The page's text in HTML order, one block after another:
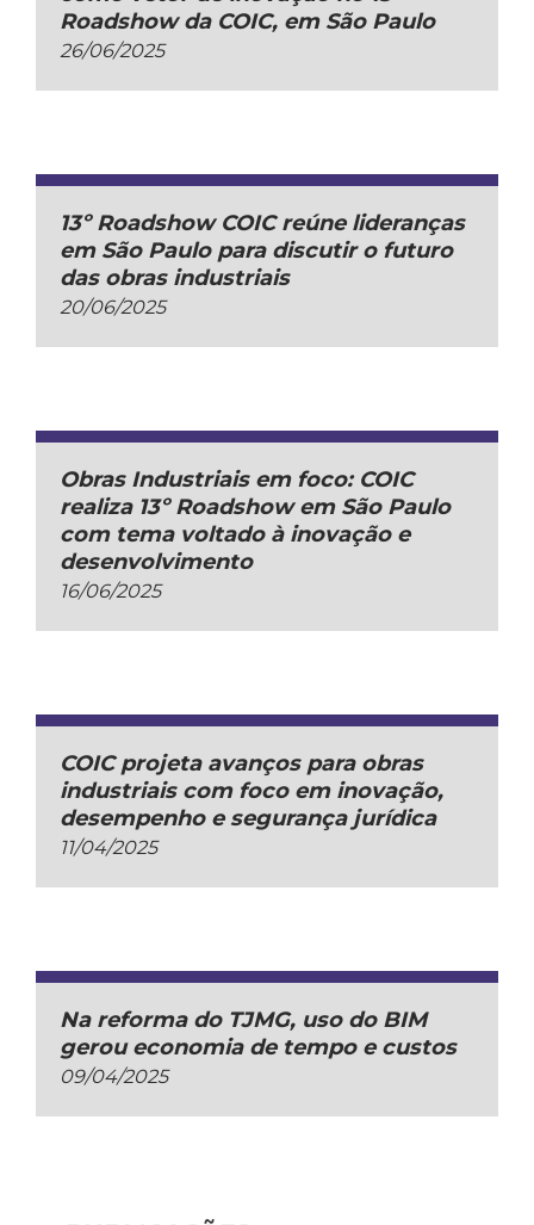
Roadshow da COIC, em São Paulo
26/06/2025
13º Roadshow COIC reúne lideranças
em São Paulo para discutir o futuro
das obras industriais
20/06/2025
Obras Industriais em foco: COIC
realiza 13º Roadshow em São Paulo
com tema voltado à inovação e
desenvolvimento
16/06/2025
COIC projeta avanços para obras
industriais com foco em inovação,
desempenho e segurança jurídica
11/04/2025
Na reforma do TJMG, uso do BIM
gerou economia de tempo e custos
09/04/2025